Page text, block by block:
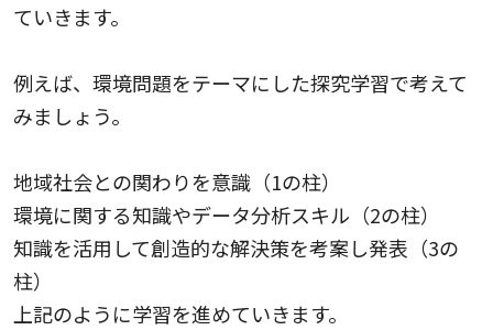
ていきます。
例えば、環境問題をテーマにした探究学習で考えて
みましょう。
地域社会との関わりを意識（1の柱）
環境に関する知識やデータ分析スキル（2の柱）
知識を活用して創造的な解決策を考案し発表（3の
柱）
上記のように学習を進めていきます。